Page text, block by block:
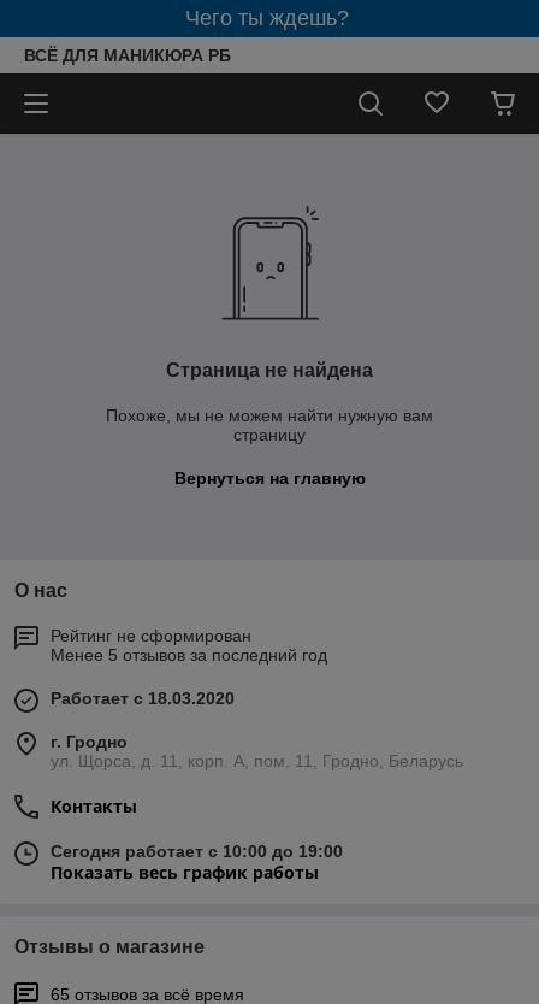
Чего ты ждешь?
ВСЁ ДЛЯ МАНИКЮРА РБ
Страница не найдена
Похоже, мы не можем найти нужную вам
страницу
Вернуться на главную
О нас
Рейтинг не сформирован
Менее 5 отзывов за последний год
Работает с 18.03.2020
г. Гродно
ул. Щорса, д. 11, корп. А, пом. 11, Гродно, Беларусь
Контакты
Сегодня работает с 10:00 до 19:00
Показать весь график работы
Отзывы о магазине
65 отзывов за всё время